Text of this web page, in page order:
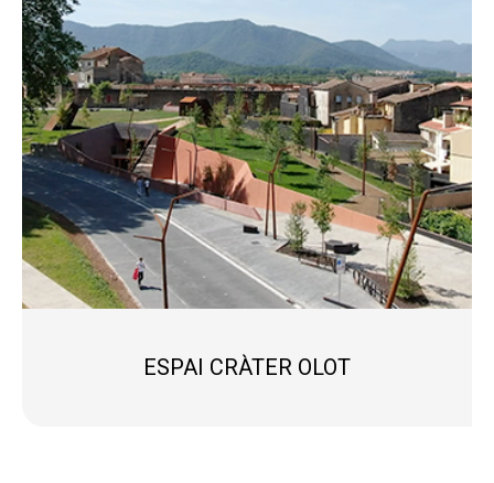
ESPAI CRÀTER OLOT